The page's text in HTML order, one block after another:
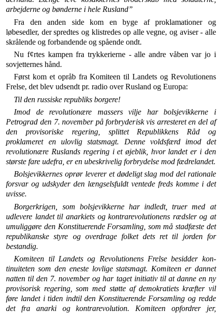
arbejderne og bønderne i hele Rusland”
Fra den anden side kom en byge af proklamationer og
løbesedler, der spredtes og klistredes op alle vegne, og aviser - alle
skrålende og forbandende og spående ondt.
Nu f¢rtes kampen fra trykkerierne - alle andre våben var jo i
sovjetternes hånd.
Først kom et opråb fra Komiteen til Landets og Re­volutionens
Frelse, det blev udsendt pr. radio over Rus­land og Europa:
Til den russiske republiks borgere!
Imod de revolutionære massers vilje har bolsjevikkerne i
Petrograd den 7. november på forbryderisk vis arresteret en del af
den provisoriske regering, splittet Republikkens Råd og
proklameret en ulovlig statsmagt. Denne voldsfærd imod det
revolutionære Ruslands regering i et øjeblik, hvor landet er i den
største fare udefra, er en ubeskrivelig forbrydelse mod fædrelandet.
Bolsjevikkernes oprør leverer et dødeligt slag mod del ra­tionale
forsvar og udskyder den længselsfuldt ventede freds komme i det
uvisse.
Borgerkrigen, som bolsjevikkerne har indledt, truer med at
udlevere landet til anarkiets og kontrarevolutionens rædsler og at
umuliggøre den Konstituerende Forsamling, som må stadfæste det
republikanske styre og overdrage folket dets ret til jorden for
bestandig.
Komiteen til Landets og Revolutionens Frelse besidder kon­
tinuiteten som den eneste lovlige statsmagt. Komiteen er dannet
natten til den 7. november og har taget initiativ til at danne en ny
provisorisk regering, som med støtte af demo­kratiets kræfter vil
føre landet i tiden indtil den Konstitue­rende Forsamling og redde
det fra anarki og kontrarevolution. Komiteen opfordrer jer,